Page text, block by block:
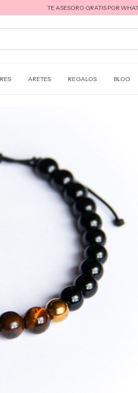
TE ASESORO GRATIS POR WHATSAPP
ARETES REGALOS BLOG